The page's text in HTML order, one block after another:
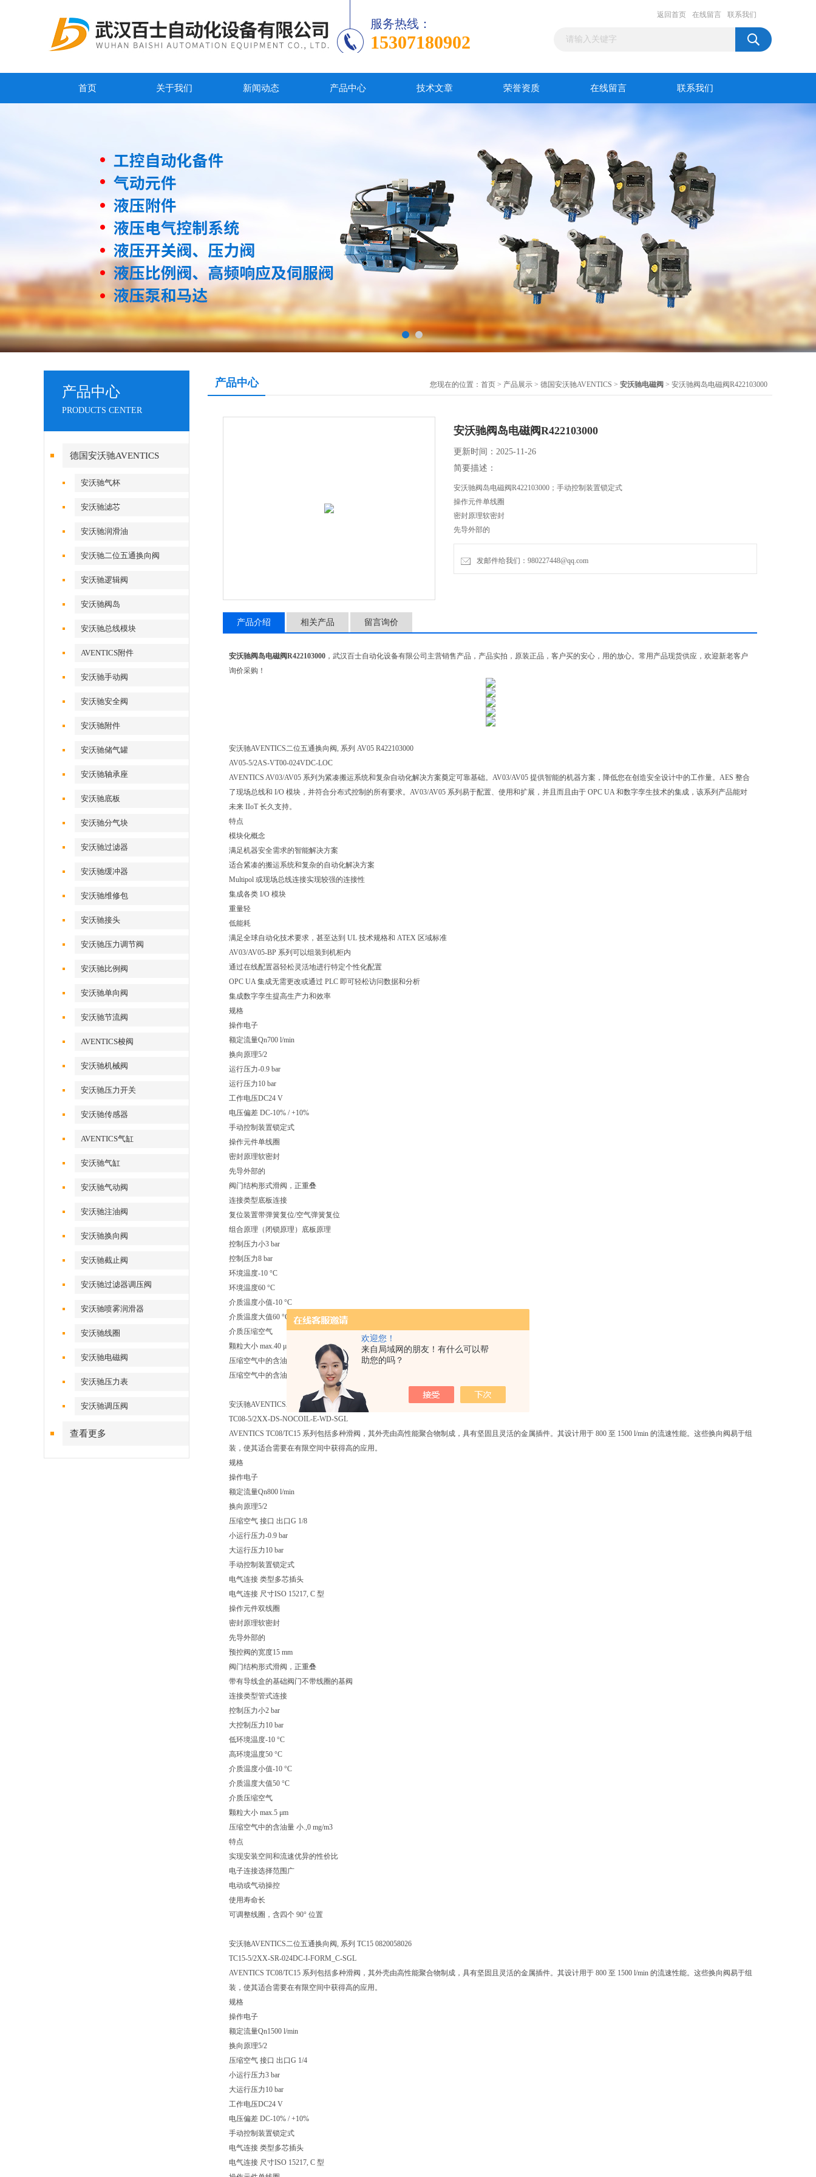
欢迎您！
来自局域网的朋友！有什么可以帮
助您的吗？
服务热线：
15307180902
返回首页 在线留言 联系我们
首页 关于我们 新闻动态 产品中心 技术文章 荣誉资质 在线留言 联系我们
产品中心
PRODUCTS CENTER
德国安沃驰AVENTICS
安沃驰气杯
安沃驰滤芯
安沃驰润滑油
安沃驰二位五通换向阀
安沃驰逻辑阀
安沃驰阀岛
安沃驰总线模块
AVENTICS附件
安沃驰手动阀
安沃驰安全阀
安沃驰附件
安沃驰储气罐
安沃驰轴承座
安沃驰底板
安沃驰分气块
安沃驰过滤器
安沃驰缓冲器
安沃驰维修包
安沃驰接头
安沃驰压力调节阀
安沃驰比例阀
安沃驰单向阀
安沃驰节流阀
AVENTICS梭阀
安沃驰机械阀
安沃驰压力开关
安沃驰传感器
AVENTICS气缸
安沃驰气缸
安沃驰气动阀
安沃驰注油阀
安沃驰换向阀
安沃驰截止阀
安沃驰过滤器调压阀
安沃驰喷雾润滑器
安沃驰线圈
安沃驰电磁阀
安沃驰压力表
安沃驰调压阀
查看更多
产品中心 您现在的位置： 首页 > 产品展示 > 德国安沃驰AVENTICS > 安沃驰电磁阀 > 安沃驰阀岛电磁阀R422103000
安沃驰阀岛电磁阀R422103000
更新时间：2025-11-26
简要描述：
安沃驰阀岛电磁阀R422103000；手动控制装置锁定式
操作元件单线圈
密封原理软密封
先导外部的
阀门结构形式滑阀，正重叠
连接类型底板连接
发邮件给我们：980227448@qq.com
产品介绍 相关产品 留言询价
安沃驰阀岛电磁阀R422103000 ，武汉百士自动化设备有限公司主营销售产品，产品实拍，原装正品，客户买的安心，用的放心。常用产品现货供应，欢迎新老客户
询价采购！
安沃驰AVENTICS二位五通换向阀, 系列 AV05 R422103000
AV05-5/2AS-VT00-024VDC-LOC
AVENTICS AV03/AV05 系列为紧凑搬运系统和复杂自动化解决方案奠定可靠基础。AV03/AV05 提供智能的机器方案，降低您在创造安全设计中的工作量。AES 整合
了现场总线和 I/O 模块，并符合分布式控制的所有要求。AV03/AV05 系列易于配置、使用和扩展，并且而且由于 OPC UA 和数字孪生技术的集成，该系列产品能对
未来 IIoT 长久支持。
特点
模块化概念
满足机器安全需求的智能解决方案
适合紧凑的搬运系统和复杂的自动化解决方案
Multipol 或现场总线连接实现较强的连接性
集成各类 I/O 模块
重量轻
低能耗
满足全球自动化技术要求，甚至达到 UL 技术规格和 ATEX 区域标准
AV03/AV05-BP 系列可以组装到机柜内
通过在线配置器轻松灵活地进行特定个性化配置
OPC UA 集成无需更改或通过 PLC 即可轻松访问数据和分析
集成数字孪生提高生产力和效率
规格
操作电子
额定流量Qn700 l/min
换向原理5/2
运行压力-0.9 bar
运行压力10 bar
工作电压DC24 V
电压偏差 DC-10% / +10%
手动控制装置锁定式
操作元件单线圈
密封原理软密封
先导外部的
阀门结构形式滑阀，正重叠
连接类型底板连接
复位装置带弹簧复位/空气弹簧复位
组合原理（闭锁原理）底板原理
控制压力小3 bar
控制压力8 bar
环境温度-10 °C
环境温度60 °C
介质温度小值-10 °C
介质温度大值60 °C
介质压缩空气
颗粒大小 max.40 μm
压缩空气中的含油量 小.,0 mg/m3
压缩空气中的含油量 大5 mg/m3
安沃驰AVENTICS二位五通换向阀, 系列 TC08 R422103052
TC08-5/2XX-DS-NOCOIL-E-WD-SGL
AVENTICS TC08/TC15 系列包括多种滑阀，其外壳由高性能聚合物制成，具有坚固且灵活的金属插件。其设计用于 800 至 1500 l/min 的流速性能。这些换向阀易于组
装，使其适合需要在有限空间中获得高的应用。
规格
操作电子
额定流量Qn800 l/min
换向原理5/2
压缩空气 接口 出口G 1/8
小运行压力-0.9 bar
大运行压力10 bar
手动控制装置锁定式
电气连接 类型多芯插头
电气连接 尺寸ISO 15217, C 型
操作元件双线圈
密封原理软密封
先导外部的
预控阀的宽度15 mm
阀门结构形式滑阀，正重叠
带有导线盒的基础阀门不带线圈的基阀
连接类型管式连接
控制压力小2 bar
大控制压力10 bar
低环境温度-10 °C
高环境温度50 °C
介质温度小值-10 °C
介质温度大值50 °C
介质压缩空气
颗粒大小 max.5 μm
压缩空气中的含油量 小.,0 mg/m3
特点
实现安装空间和流速优异的性价比
电子连接选择范围广
电动或气动操控
使用寿命长
可调整线圈，含四个 90° 位置
安沃驰AVENTICS二位五通换向阀, 系列 TC15 0820058026
TC15-5/2XX-SR-024DC-I-FORM_C-SGL
AVENTICS TC08/TC15 系列包括多种滑阀，其外壳由高性能聚合物制成，具有坚固且灵活的金属插件。其设计用于 800 至 1500 l/min 的流速性能。这些换向阀易于组
装，使其适合需要在有限空间中获得高的应用。
规格
操作电子
额定流量Qn1500 l/min
换向原理5/2
压缩空气 接口 出口G 1/4
小运行压力3 bar
大运行压力10 bar
工作电压DC24 V
电压偏差 DC-10% / +10%
手动控制装置锁定式
电气连接 类型多芯插头
电气连接 尺寸ISO 15217, C 型